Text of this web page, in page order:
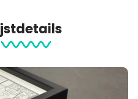
een bijzondere wandeltocht
onderweg, de ontmoetingen met
tot een ervaring die je niet snel